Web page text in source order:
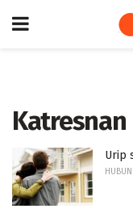
Katresnan
Urip